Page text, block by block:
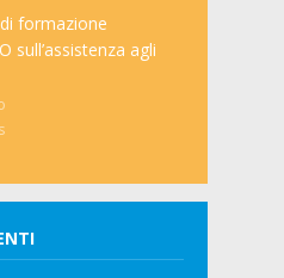
formazione
sull’assistenza agli